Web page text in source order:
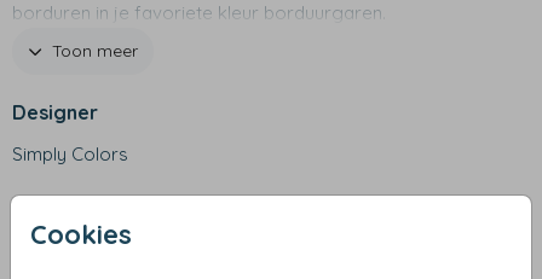
Cookies
borduren in je favoriete kleur borduurgaren.
- Merk: Happy Horse
- Lengte: 34 cm
- Materiaal: pluche
- Voorzien van CE-keurmerk
Toon meer
Designer
Simply Colors
Collectie
Knuffels met muziek